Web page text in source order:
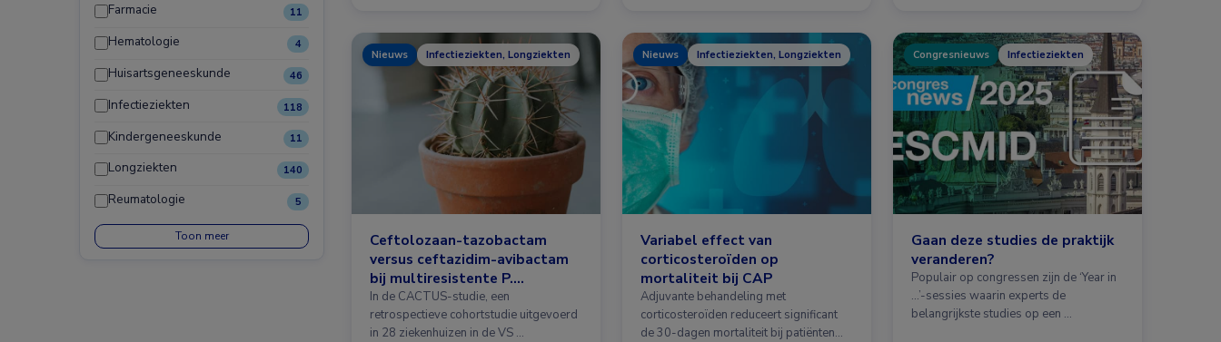
Farmacie 11
Hematologie 4
Huisartsgeneeskunde 46
Infectieziekten 118
Kindergeneeskunde 11
Longziekten 140
Reumatologie 5
Toon meer
Nieuws Infectieziekten, Longziekten
Ceftolozaan-tazobactam
versus ceftazidim-avibactam
bij multiresistente P.
aeruginosa
In de CACTUS-studie, een
retrospectieve cohortstudie uitgevoerd
in 28 ziekenhuizen in de VS …
Nieuws Infectieziekten, Longziekten
Variabel effect van
corticosteroïden op
mortaliteit bij CAP
Adjuvante behandeling met
corticosteroïden reduceert significant
de 30-dagen mortaliteit bij patiënten
Congresnieuws Infectieziekten
Gaan deze studies de praktijk
veranderen?
Populair op congressen zijn de ‘Year in
...’-sessies waarin experts de
belangrijkste studies op een …